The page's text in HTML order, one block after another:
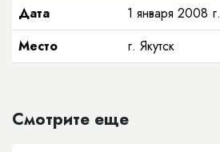
Дата
1 января 2008 г.
Место
г. Якутск
Смотрите еще